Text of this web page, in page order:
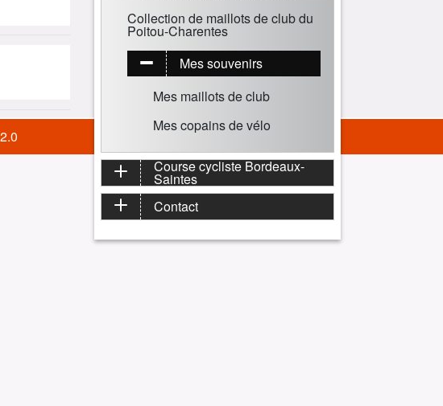
Collection de maillots de club du
Poitou-Charentes
Mes souvenirs
Mes maillots de club
Mes copains de vélo
Course cycliste Bordeaux-
Saintes
Contact